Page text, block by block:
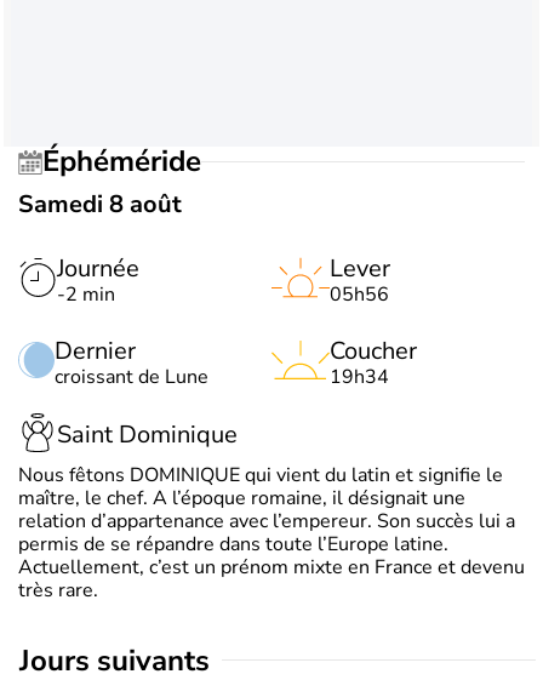
Éphéméride
Samedi 8 août
Journée
-2 min
Dernier
croissant de Lune
Lever
05h56
Coucher
19h34
Saint Dominique
Nous fêtons DOMINIQUE qui vient du latin et signifie le
maître, le chef. A l’époque romaine, il désignait une
relation d’appartenance avec l’empereur. Son succès lui a
permis de se répandre dans toute l’Europe latine.
Actuellement, c’est un prénom mixte en France et devenu
très rare.
jours suivants